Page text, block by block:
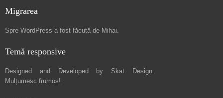
Migrarea
Spre WordPress a fost făcută de Mihai.
Temă responsive
Designed and Developed by Skat Design.
Mulțumesc frumos!